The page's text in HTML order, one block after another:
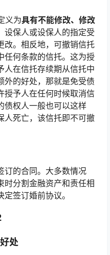
义为具有不能修改、修改
设保人或设保人的指定受
改。相反地，可撤销信托
任何条款的信托。这为授
人在信托存续期从信托中
外的好处，那就是免受债
授予人在任何时候取消信
债权人一般也可以这样
人死亡，该信托即不可撤
订的合同。大多数情况
时分割金融资产和责任相
签订婚前协议。
处